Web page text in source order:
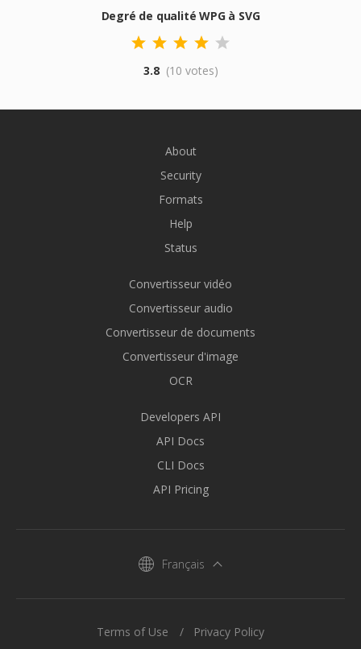
Degré de qualité WPG à SVG
3.8 (10 votes)
About
Security
Formats
Help
Status
Convertisseur vidéo
Convertisseur audio
Convertisseur de documents
Convertisseur d'image
OCR
Developers API
API Docs
CLI Docs
API Pricing
Français
Terms of Use Privacy Policy